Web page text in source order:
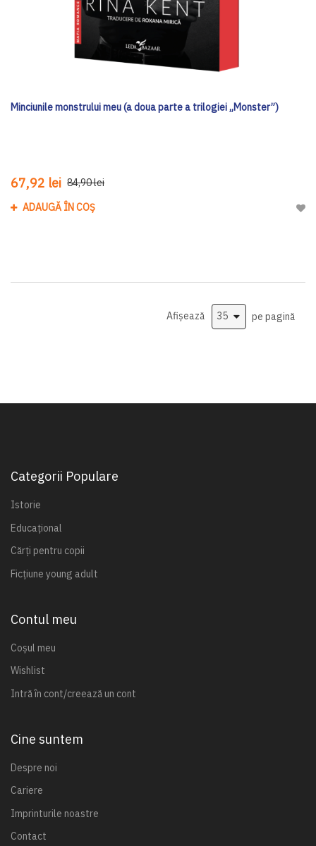
Minciunile monstrului meu (a doua parte a trilogiei „Monster”)
67,92 lei 84,90 lei
ADAUGĂ ÎN COȘ
Afișează pe pagină
Categorii Populare
Istorie
Educațional
Cărți pentru copii
Ficțiune young adult
Contul meu
Coșul meu
Wishlist
Intră în cont/creează un cont
Cine suntem
Despre noi
Cariere
Imprinturile noastre
Contact